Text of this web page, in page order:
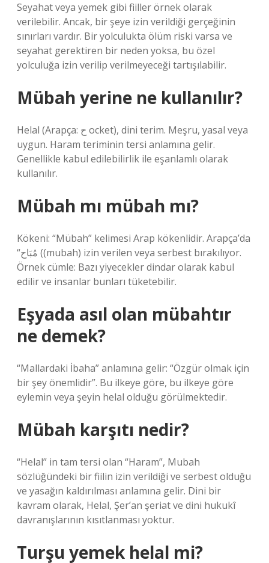
Seyahat veya yemek gibi fiiller örnek olarak
verilebilir. Ancak, bir şeye izin verildiği gerçeğinin
sınırları vardır. Bir yolculukta ölüm riski varsa ve
seyahat gerektiren bir neden yoksa, bu özel
yolculuğa izin verilip verilmeyeceği tartışılabilir.
Mübah yerine ne kullanılır?
Helal (Arapça: ح ocket), dini terim. Meşru, yasal veya
uygun. Haram teriminin tersi anlamına gelir.
Genellikle kabul edilebilirlik ile eşanlamlı olarak
kullanılır.
Mübah mı mübah mı?
Kökeni: “Mübah” kelimesi Arap kökenlidir. Arapça’da
“مُبَاح ((mubah) izin verilen veya serbest bırakılıyor.
Örnek cümle: Bazı yiyecekler dindar olarak kabul
edilir ve insanlar bunları tüketebilir.
Eşyada asıl olan mübahtır
ne demek?
“Mallardaki İbaha” anlamına gelir: “Özgür olmak için
bir şey önemlidir”. Bu ilkeye göre, bu ilkeye göre
eylemin veya şeyin helal olduğu görülmektedir.
Mübah karşıtı nedir?
“Helal” in tam tersi olan “Haram”, Mubah
sözlüğündeki bir fiilin izin verildiği ve serbest olduğu
ve yasağın kaldırılması anlamına gelir. Dini bir
kavram olarak, Helal, Şer’an şeriat ve dini hukukî
davranışlarının kısıtlanması yoktur.
Turşu yemek helal mi?